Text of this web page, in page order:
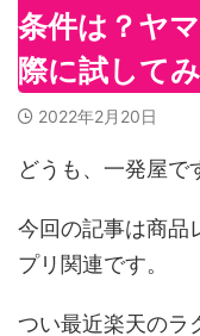
条件は？ヤ
際に試してみ
2022年2月20日
どうも、一発屋で
今回の記事は商品
プリ関連です。
つい最近楽天のラ